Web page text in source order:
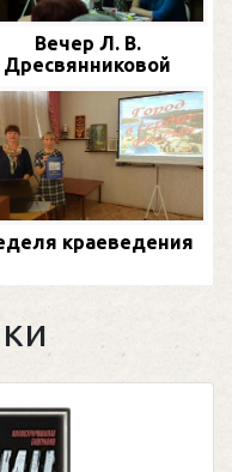
Вечер Л. В.
Дресвянниковой
краеведения